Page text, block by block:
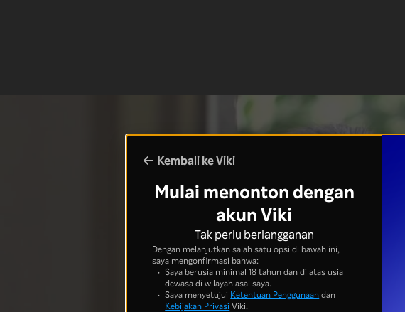
Kembali ke Viki
Mulai menonton dengan
akun Viki
Tak perlu berlangganan
Dengan melanjutkan salah satu opsi di bawah ini,
saya mengonfirmasi bahwa:
Saya berusia minimal 18 tahun dan di atas usia
dewasa di wilayah asal saya.
Saya menyetujui Ketentuan Penggunaandan
Kebijakan Privasi Viki.